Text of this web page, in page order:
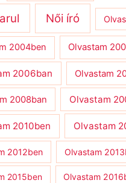
Női író
2004ben Olvastam
2006ban Olvastam
2008ban Olvastam
2010ben Olvastam
2012ben Olvastam
2015ben Olvastam